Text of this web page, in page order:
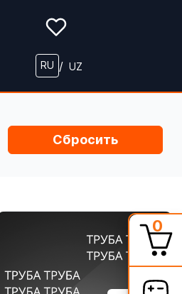
RU / UZ
Сбросить
0